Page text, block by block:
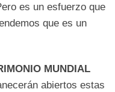
es un esfuerzo que
que es un
MUNDIAL
abiertos estas